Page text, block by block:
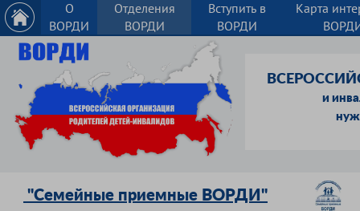
О
ВОРДИ
Отделения
ВОРДИ
Вступить в
ВОРДИ
Карта
и
"Семейные приемные ВОРДИ"